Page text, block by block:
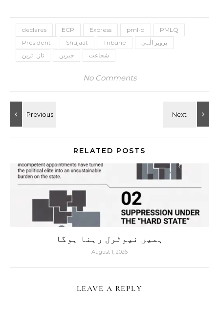
declares ECP Express pml-q
PMLQ
President
Shujaat Tribune
پرویز الٰہی
تازہ ترین
خبریں شجاعت
No Comments
RELATED POSTS
ہمیں نیوٹرل رہنا ہوگا
August 1, 2026
LEAVE A REPLY